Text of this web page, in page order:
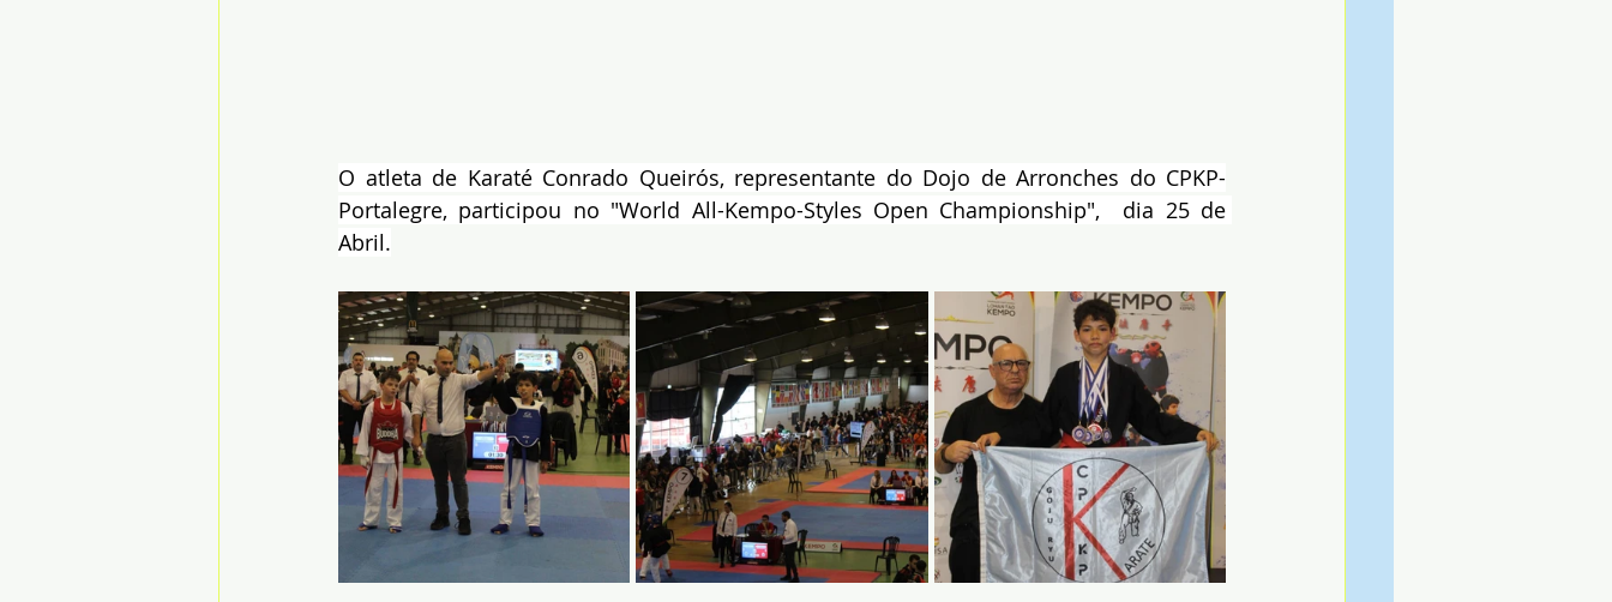
O atleta de Karaté Conrado Queirós, representante do Dojo de Arronches do CPKP-
Portalegre, participou no "World All-Kempo-Styles Open Championship",  dia 25 de
Abril.